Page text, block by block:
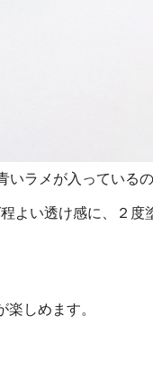
いラメが入っているの
よい透け感に、２度
しめます。